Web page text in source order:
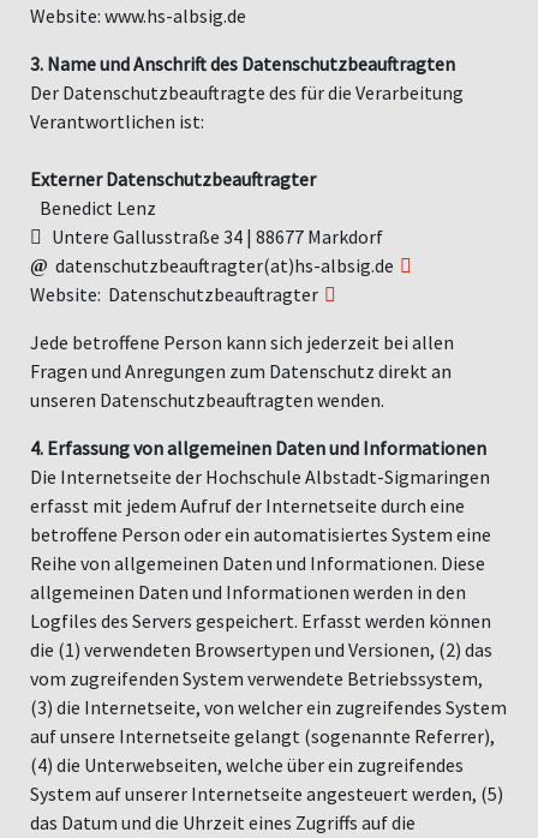
Website: www.hs-albsig.de
3. Name und Anschrift des Datenschutzbeauftragten
Der Datenschutzbeauftragte des für die Verarbeitung
Verantwortlichen ist:
Externer Datenschutzbeauftragter
Benedict Lenz
Untere Gallusstraße 34 | 88677 Markdorf
datenschutzbeauftragter(at)hs-albsig.de
Website: Datenschutzbeauftragter
Jede betroffene Person kann sich jederzeit bei allen
Fragen und Anregungen zum Datenschutz direkt an
unseren Datenschutzbeauftragten wenden.
4. Erfassung von allgemeinen Daten und Informationen
Die Internetseite der Hochschule Albstadt-Sigmaringen
erfasst mit jedem Aufruf der Internetseite durch eine
betroffene Person oder ein automatisiertes System eine
Reihe von allgemeinen Daten und Informationen. Diese
allgemeinen Daten und Informationen werden in den
Logfiles des Servers gespeichert. Erfasst werden können
die (1) verwendeten Browsertypen und Versionen, (2) das
vom zugreifenden System verwendete Betriebssystem,
(3) die Internetseite, von welcher ein zugreifendes System
auf unsere Internetseite gelangt (sogenannte Referrer),
(4) die Unterwebseiten, welche über ein zugreifendes
System auf unserer Internetseite angesteuert werden, (5)
das Datum und die Uhrzeit eines Zugriffs auf die